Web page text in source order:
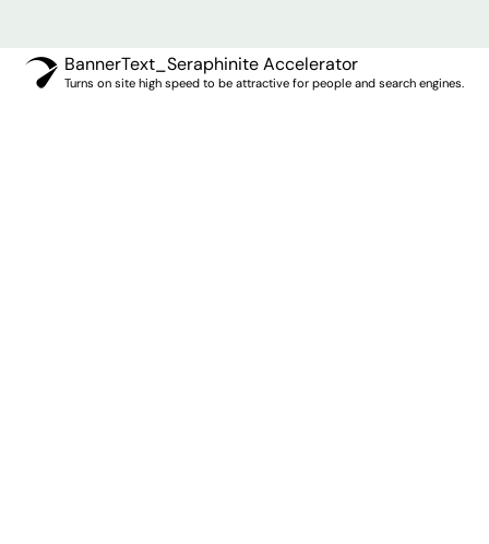
BannerText_Seraphinite Accelerator
Turns on site high speed to be attractive for people and search engines.